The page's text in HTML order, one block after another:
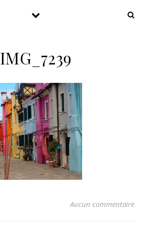
IMG_7239
Aucun commentaire